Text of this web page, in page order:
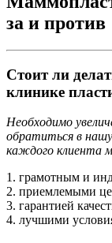
за и против
Стоит ли
клинике
Необходимо
обратиться в нашу
каждого клиента
1. грамотным и
2. приемлемыми
3. гарантией
4. лучшими